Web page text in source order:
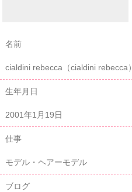
名前
cialdini rebecca（cialdini rebecca）
生年月日
2001年1月19日
仕事
モデル・ヘアーモデル
ブログ